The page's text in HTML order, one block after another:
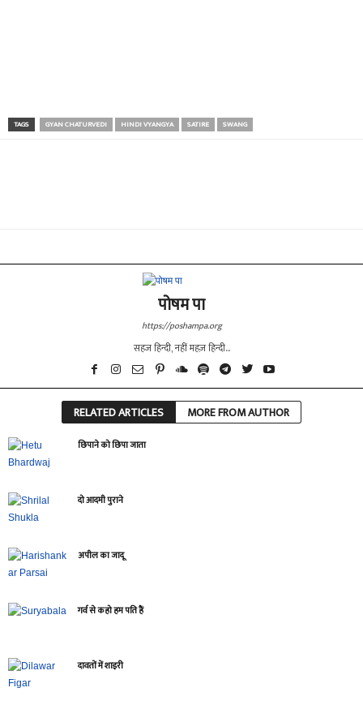
TAGS GYAN CHATURVEDI HINDI VYANGYA SATIRE SWANG
पोषम पा
https://poshampa.org
सहज हिन्दी, नहीं महज़ हिन्दी...
RELATED ARTICLES MORE FROM AUTHOR
छिपाने को छिपा जाता
दो आदमी पुराने
अपील का जादू
गर्व से कहो हम पति हैं
दावतों में शाइरी